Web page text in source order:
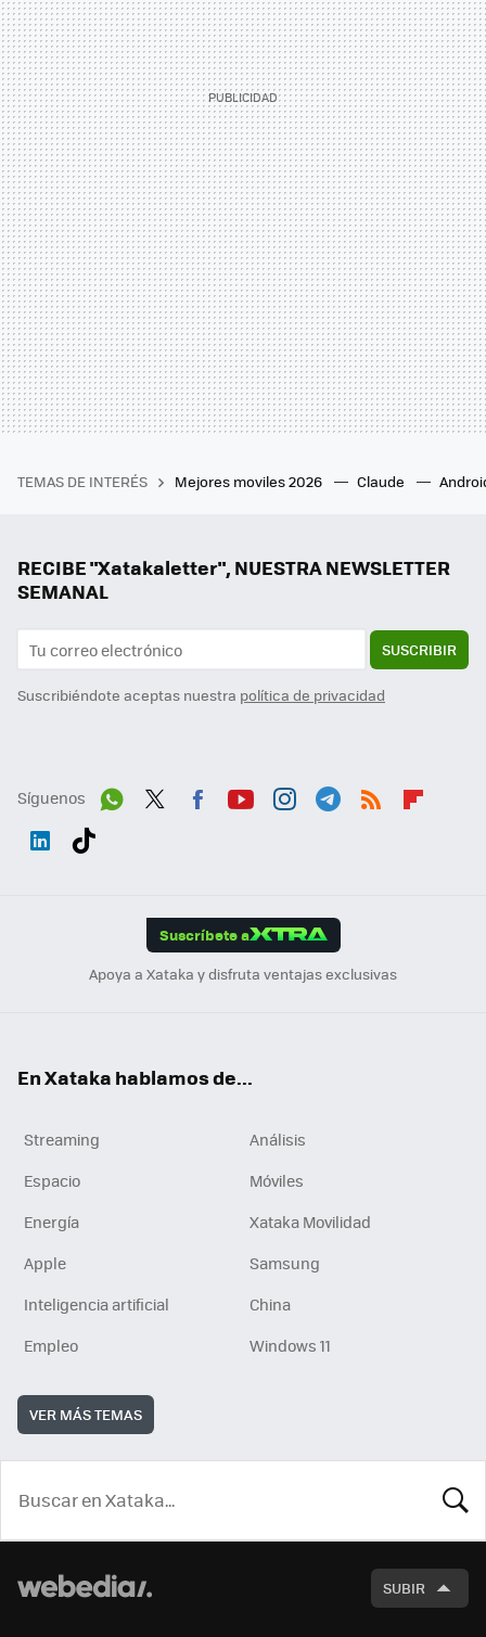
TEMAS DE INTERÉS Mejores moviles 2026 Claude
RECIBE "Xatakaletter", NUESTRA NEWSLETTER
SEMANAL
SUSCRIBIR
Suscribiéndote aceptas nuestra política de privacidad
Síguenos
Suscríbete a
Apoya a Xataka y disfruta ventajas exclusivas
En Xataka hablamos de...
Streaming
Análisis
Espacio
Móviles
Energía
Xataka Movilidad
Apple
Samsung
Inteligencia artificial
China
Empleo
Windows 11
VER MÁS TEMAS
SUBIR